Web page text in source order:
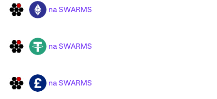
SWARMS ETH na SWARMS
SWARMS USDT na SWARMS
SWARMS GBP na SWARMS